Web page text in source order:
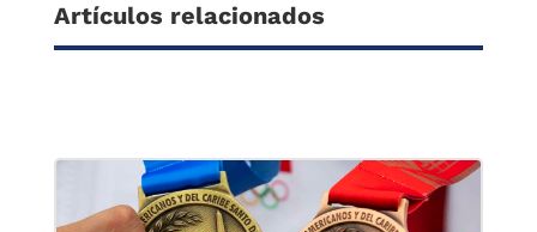
Artículos relacionados